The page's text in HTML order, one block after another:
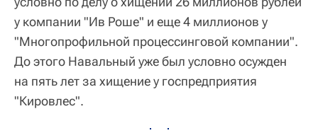
у компании "Ив Роше" и еще 4 миллионов у
"Многопрофильной процессинговой компании".
До этого Навальный уже был условно осужден
на пять лет за хищение у госпредприятия
"Кировлес".